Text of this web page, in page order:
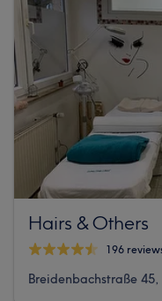
Hairs & Others
196
Breidenbachstraße 45,